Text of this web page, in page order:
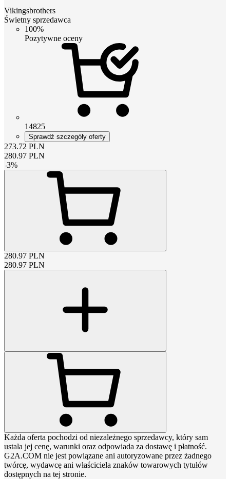
Vikingsbrothers
Świetny sprzedawca
100%
Pozytywne oceny
14825
Sprawdź szczegóły oferty
273.72 PLN
280.97 PLN
-3%
280.97 PLN
280.97 PLN
Każda oferta pochodzi od niezależnego sprzedawcy, który sam
ustala jej cenę, warunki oraz odpowiada za dostawę i płatność.
G2A.COM nie jest powiązane ani autoryzowane przez żadnego
twórcę, wydawcę ani właściciela znaków towarowych tytułów
dostępnych na tej stronie.